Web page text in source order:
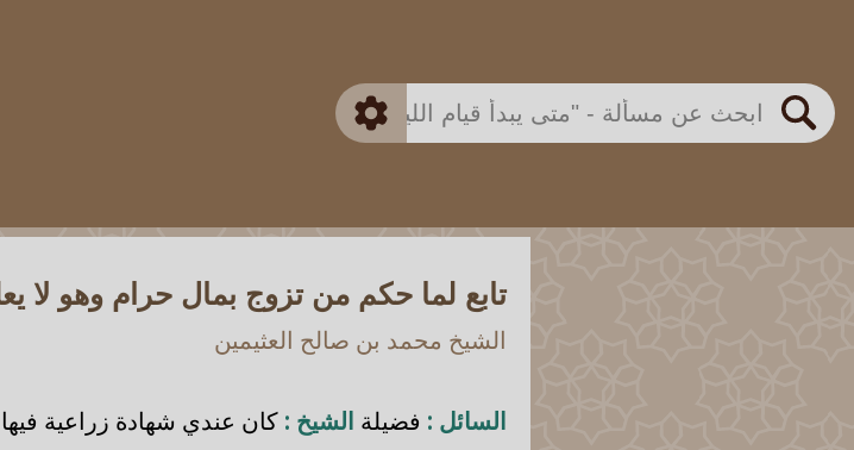
بحث
اللجنة الدائمة
متقدم
تابع لما حكم من تزوج بمال حرام وهو لا
الشيخ محمد بن صالح العثيمين
السائل : فضيلة الشيخ : كان عندي شهادة زراعية